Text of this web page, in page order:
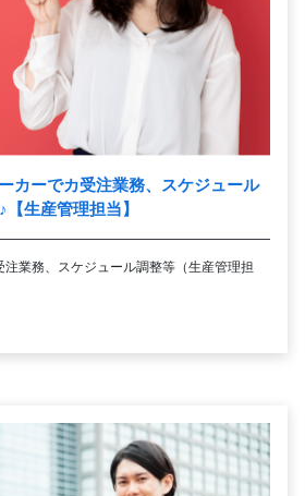
カーでカ受注業務、スケジュール
♪ 【生産管理担当】
業務、スケジュール調整等（生産管理担